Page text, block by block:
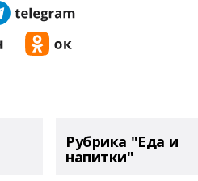
Рубрика "Еда и
напитки"